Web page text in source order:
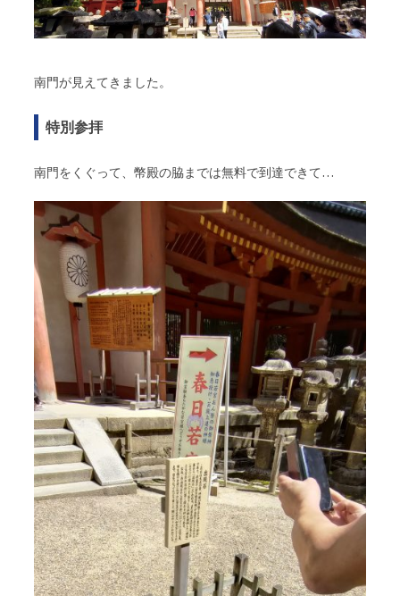
南門が見えてきました。
特別参拝
南門をくぐって、幣殿の脇までは無料で到達できて…